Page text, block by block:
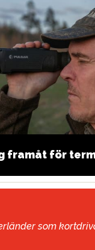
framåt för
som